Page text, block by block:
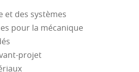
les étudiants seront capables
charges « matériau » en
techniques, les astreintes de
et des systèmes
pour la mécanique
projet